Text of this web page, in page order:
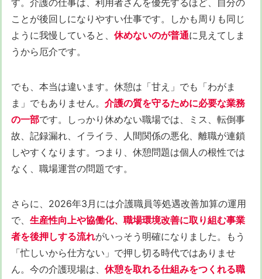
す。介護の仕事は、利用者さんを優先するほど、自分の
ことが後回しになりやすい仕事です。しかも周りも同じ
ように我慢していると、 休めないのが普通に見えてしま
うから厄介です。
でも、本当は違います。休憩は「甘え」でも「わがま
ま」でもありません。 介護の質を守るために必要な業務
の一部です。しっかり休めない職場では、ミス、転倒事
故、記録漏れ、イライラ、人間関係の悪化、離職が連鎖
しやすくなります。つまり、休憩問題は個人の根性では
なく、職場運営の問題です。
さらに、2026年3月には介護職員等処遇改善加算の運用
で、 生産性向上や協働化、職場環境改善に取り組む事業
者を後押しする流れがいっそう明確になりました。もう
「忙しいから仕方ない」で押し切る時代ではありませ
ん。今の介護現場は、 休憩を取れる仕組みをつくれる職